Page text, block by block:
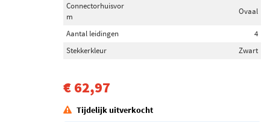
Connectorhuisvor
m
Ovaal
Aantal leidingen
4
Stekkerkleur
Zwart
€ 62,97
Tijdelijk uitverkocht